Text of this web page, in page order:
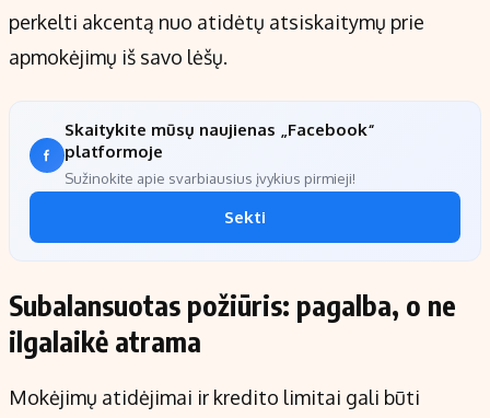
perkelti akcentą nuo atidėtų atsiskaitymų prie
apmokėjimų iš savo lėšų.
Skaitykite mūsų naujienas „Facebook“
platformoje
Sužinokite apie svarbiausius įvykius pirmieji!
Sekti
Subalansuotas požiūris: pagalba, o ne
ilgalaikė atrama
Mokėjimų atidėjimai ir kredito limitai gali būti